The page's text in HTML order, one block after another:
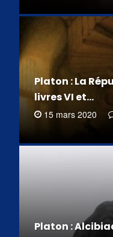
Platon : La
livres VI et…
15 mars 2020
Platon :